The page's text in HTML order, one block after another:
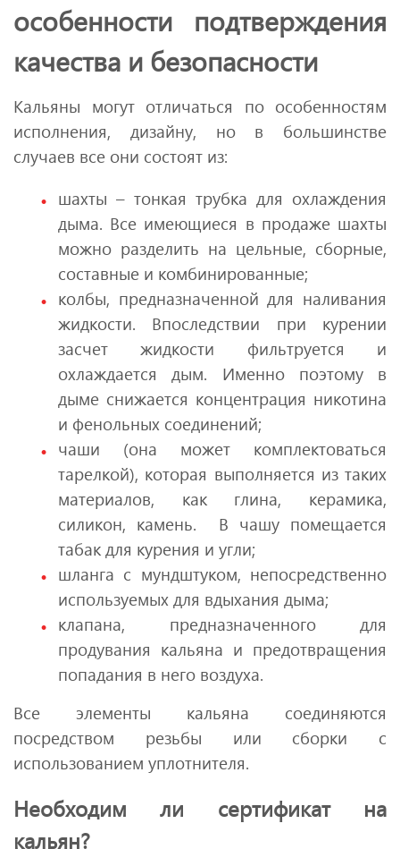
особенности подтверждения
качества и безопасности
Кальяны могут отличаться по особенностям
исполнения, дизайну, но в большинстве
случаев все они состоят из:
шахты – тонкая трубка для охлаждения
дыма. Все имеющиеся в продаже шахты
можно разделить на цельные, сборные,
составные и комбинированные;
колбы, предназначенной для наливания
жидкости. Впоследствии при курении
засчет жидкости фильтруется и
охлаждается дым. Именно поэтому в
дыме снижается концентрация никотина
и фенольных соединений;
чаши (она может комплектоваться
тарелкой), которая выполняется из таких
материалов, как глина, керамика,
силикон, камень. В чашу помещается
табак для курения и угли;
шланга с мундштуком, непосредственно
используемых для вдыхания дыма;
клапана, предназначенного для
продувания кальяна и предотвращения
попадания в него воздуха.
Все элементы кальяна соединяются
посредством резьбы или сборки с
использованием уплотнителя.
Необходим ли сертификат на
кальян?